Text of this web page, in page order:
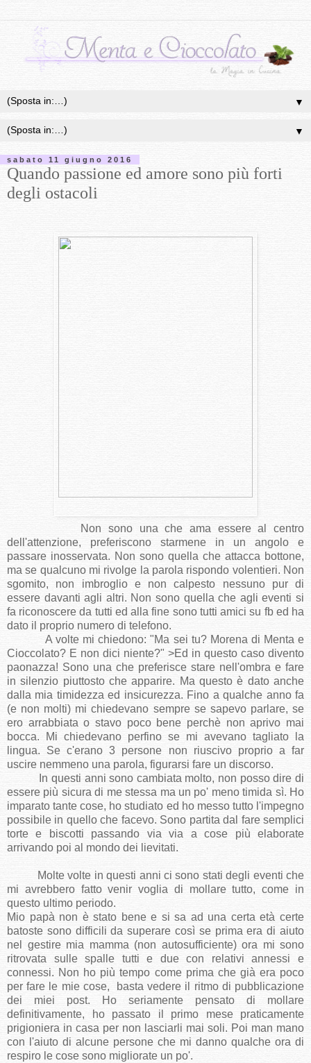
▼
▼
sabato 11 giugno 2016
Quando passione ed amore sono più forti
degli ostacoli
Non sono una che ama essere al centro
dell'attenzione, preferiscono starmene in un angolo e
passare inosservata. Non sono quella che attacca bottone,
ma se qualcuno mi rivolge la parola rispondo volentieri. Non
sgomito, non imbroglio e non calpesto nessuno pur di
essere davanti agli altri. Non sono quella che agli eventi si
fa riconoscere da tutti ed alla fine sono tutti amici su fb ed ha
dato il proprio numero di telefono.
A volte mi chiedono: "Ma sei tu? Morena di Menta e
Cioccolato? E non dici niente?" >Ed in questo caso divento
paonazza! Sono una che preferisce stare nell'ombra e fare
in silenzio piuttosto che apparire. Ma questo è dato anche
dalla mia timidezza ed insicurezza. Fino a qualche anno fa
(e non molti) mi chiedevano sempre se sapevo parlare, se
ero arrabbiata o stavo poco bene perchè non aprivo mai
bocca. Mi chiedevano perfino se mi avevano tagliato la
lingua. Se c'erano 3 persone non riuscivo proprio a far
uscire nemmeno una parola, figurarsi fare un discorso.
In questi anni sono cambiata molto, non posso dire di
essere più sicura di me stessa ma un po' meno timida sì. Ho
imparato tante cose, ho studiato ed ho messo tutto l'impegno
possibile in quello che facevo. Sono partita dal fare semplici
torte e biscotti passando via via a cose più elaborate
arrivando poi al mondo dei lievitati.
Molte volte in questi anni ci sono stati degli eventi che
mi avrebbero fatto venir voglia di mollare tutto, come in
questo ultimo periodo.
Mio papà non è stato bene e si sa ad una certa età certe
batoste sono difficili da superare così se prima era di aiuto
nel gestire mia mamma (non autosufficiente) ora mi sono
ritrovata sulle spalle tutti e due con relativi annessi e
connessi. Non ho più tempo come prima che già era poco
per fare le mie cose, basta vedere il ritmo di pubblicazione
dei miei post. Ho seriamente pensato di mollare
definitivamente, ho passato il primo mese praticamente
prigioniera in casa per non lasciarli mai soli. Poi man mano
con l'aiuto di alcune persone che mi danno qualche ora di
respiro le cose sono migliorate un po'.